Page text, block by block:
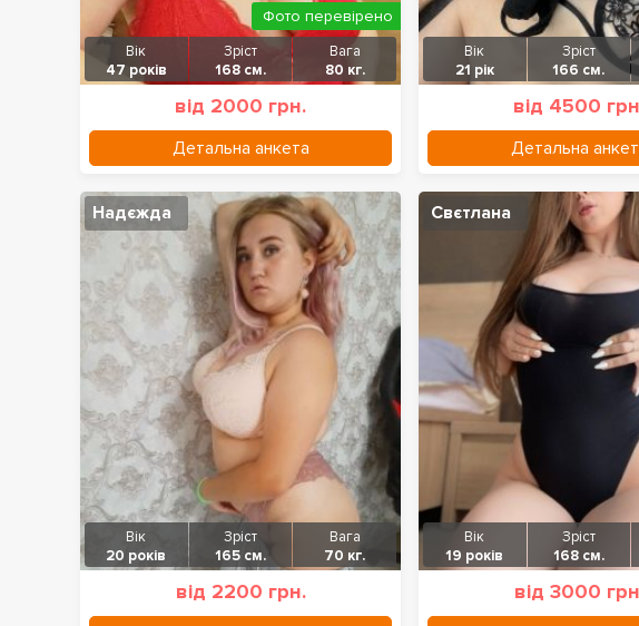
Вік
47 років
Зріст
168 см.
Вага
80 кг.
від 2000 грн.
Детальна анкета
Фото перевірено
Вік
21 рік
Зріст
166 см.
від 4500
Детальна
Надєжда
Вік
20 років
Зріст
165 см.
Вага
70 кг.
від 2200 грн.
Свєтлана
Вік
19 років
Зріст
168 см.
від 3000